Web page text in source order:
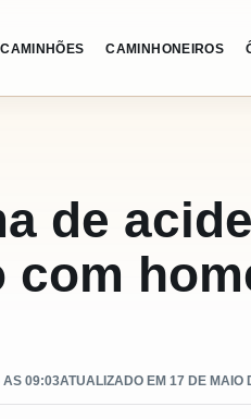
CAMINHÕES CAMINHONEIROS
de
com
AS 09:03ATUALIZADO EM 17 DE MAIO